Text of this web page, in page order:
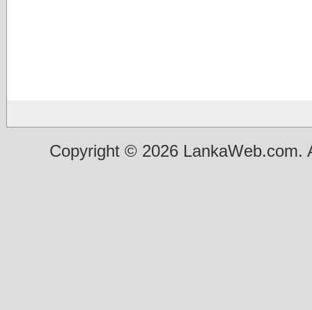
Copyright © 2026 LankaWeb.com.